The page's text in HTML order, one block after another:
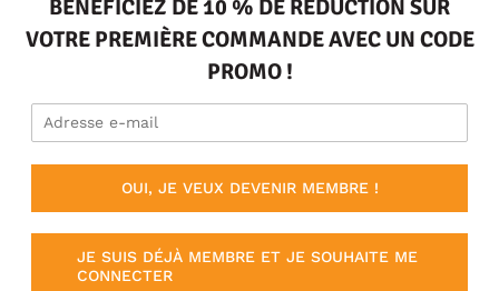
BÉNÉFICIEZ DE 10 % DE RÉDUCTION SUR
VOTRE PREMIÈRE COMMANDE AVEC UN CODE
PROMO !
OUI, JE VEUX DEVENIR MEMBRE !
JE SUIS DÉJÀ MEMBRE ET JE SOUHAITE ME
CONNECTER